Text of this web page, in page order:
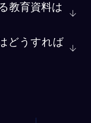
教育資料は
どうすれば